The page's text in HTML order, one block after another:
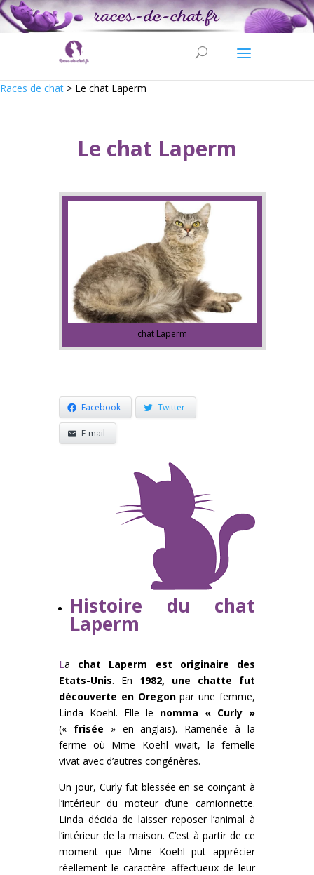
Races de chat > Le chat Laperm
Le chat Laperm
chat Laperm
Facebook Twitter
E-mail
Histoire du chat
Laperm
La chat Laperm est originaire des
Etats-Unis. En 1982, une chatte fut
découverte en Oregonpar une femme,
Linda Koehl. Elle le nomma « Curly »
(« frisée » en anglais). Ramenée à la
ferme où Mme Koehl vivait, la femelle
vivat avec d’autres congénères.
Un jour, Curly fut blessée en se coinçant à
l’intérieur du moteur d’une camionnette.
Linda décida de laisser reposer l’animal à
l’intérieur de la maison. C’est à partir de ce
moment que Mme Koehl put apprécier
réellement le caractère affectueux de leur